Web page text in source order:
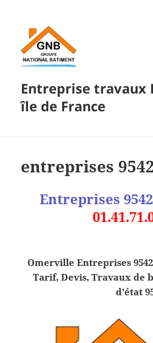
Entreprise travaux
île de France
entreprises
Entreprises
Omerville Entreprises
Tarif, Devis, Travaux de
d’état